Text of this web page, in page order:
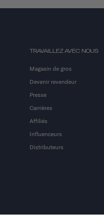
TRAVAILLEZ AVEC NOUS
Magasin de gros
Devenir revendeur
Presse
Carrières
Affiliés
Influenceurs
Distributeurs